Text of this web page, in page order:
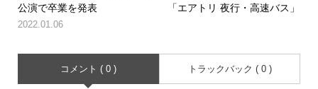
公演で卒業を発表
2022.01.06
「エアトリ 夜行・高速バス」
コメント ( 0 ) トラックバック ( 0 )